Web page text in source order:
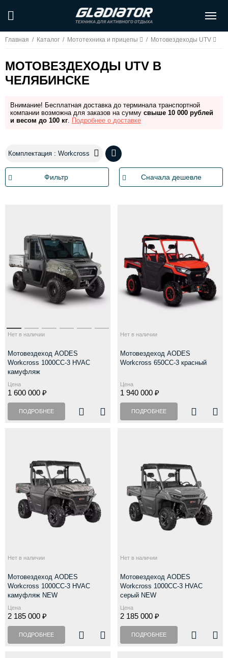
Главная / Каталог / Мототехника и прицепы / Мотовездеходы UTV
МОТОВЕЗДЕХОДЫ UTV В
ЧЕЛЯБИНСКЕ
Внимание! Бесплатная доставка до терминала транспортной
компании возможна для заказов на сумму свыше 10 000 рублей
и весом до 100 кг. Подробнее о доставке
Комплектация : Workcross
Фильтр Сначала дешевле
Нет в наличии
Мотовездеход AODES
Workcross 1000CC-3 HVAC
камуфляж
Цена
1 600 000 ₽
ПОДРОБНЕЕ
Нет в наличии
Мотовездеход AODES
Workcross 650CC-3 красный
Цена
1 940 000 ₽
ПОДРОБНЕЕ
Нет в наличии
Мотовездеход AODES
Workcross 1000CC-3 HVAC
камуфляж NEW
Цена
2 185 000 ₽
ПОДРОБНЕЕ
Нет в наличии
Мотовездеход AODES
Workcross 1000CC-3 HVAC
серый NEW
Цена
2 185 000 ₽
ПОДРОБНЕЕ